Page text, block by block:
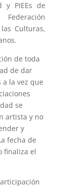
y PIEEs de
Culturas,
de toda
de dar
a la vez que
se
artista y no
y
fecha de
finaliza el